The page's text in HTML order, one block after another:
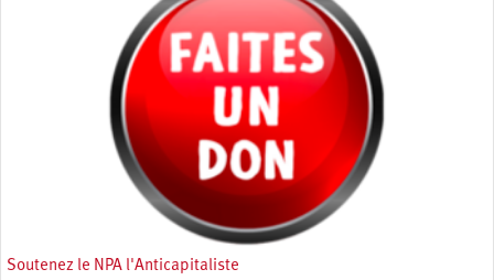
Soutenez le NPA l'Anticapitaliste